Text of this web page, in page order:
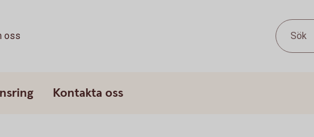
oss Sök
Kontakta oss